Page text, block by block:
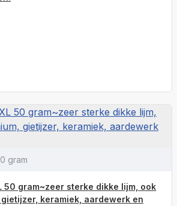
gram
50 gram~zeer sterke dikke lijm, ook
keramiek, aardewerk en